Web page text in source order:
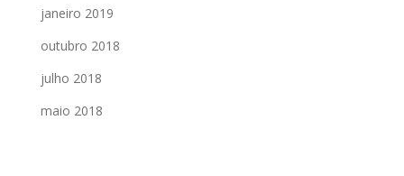
janeiro 2019
outubro 2018
julho 2018
maio 2018